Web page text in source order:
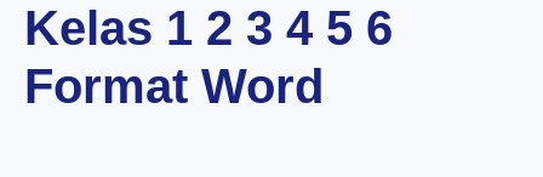
Kelas 1 2 3 4 5 6
Format Word